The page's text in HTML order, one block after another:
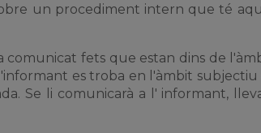
un procediment intern que té
comunicat fets que estan dins de
es troba en l'àmbit
Se li comunicarà a l' informant,